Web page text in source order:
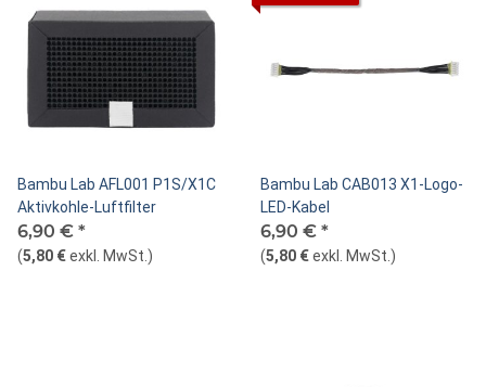
Bambu Lab AFL001 P1S/X1C
Aktivkohle-Luftfilter
6,90 € *
(5,80 €exkl. MwSt. )
Bambu Lab CAB013 X1-Logo-
LED-Kabel
6,90 € *
(5,80 €exkl. MwSt. )